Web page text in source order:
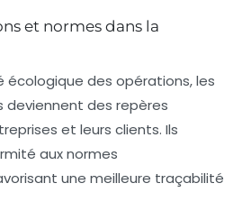
et normes dans la
écologique des opérations, les
des repères
et leurs clients. Ils
aux normes
une meilleure traçabilité